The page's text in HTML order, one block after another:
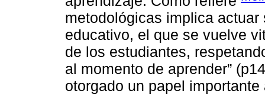
metodológicas implica
educativo, el que se vuelve
de los estudiantes,
al momento de aprender”
otorgado un papel